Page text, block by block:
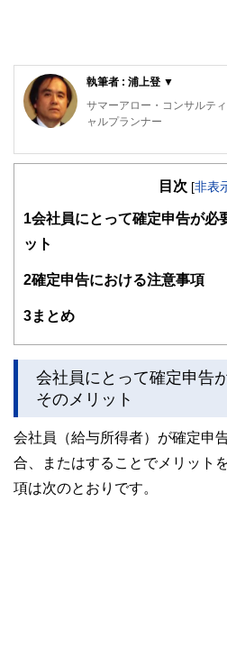
執筆者 : 浦上登 ▼
サマーアロー・コンサル
ャルプランナー
東京の築地生まれ。魚市場
現在、サマーアロー・コン
ファイナンシャル・プラン
FPとしてのアドバイスの範
2023年7月PHP研究所より
らの「働き方」と「お金」
現在、出版を記念して、サ
HPで無料FP相談を受け付け
早稲田大学卒業後、大手重
ラント輸出ビジネスに携わ
超え、海外の話題にも明るい
目次 [非表
1 会社員にとって確定申告が必
ット
2確定申告における注意事項
3まとめ
会社員にとって確定申告
そのメリット
会社員（給与所得者）が確定申
合、またはすることでメリット
項は次のとおりです。